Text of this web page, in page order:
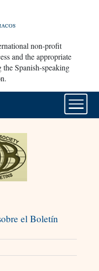
non-profit
and the appropriate
the Spanish-speaking
el Boletín